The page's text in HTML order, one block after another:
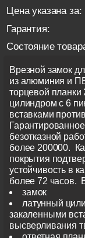
Цена указана за:
Гарантия:
Состояние
Врезной замок
из алюминия и
торцевой планки
цилиндром с 6
вставками
безотказной
более 200000.
покрытия
устойчивость в
более 72 часов.
замок
латунный
закаленными
высверливания